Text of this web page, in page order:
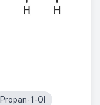
Propan-1-Ol